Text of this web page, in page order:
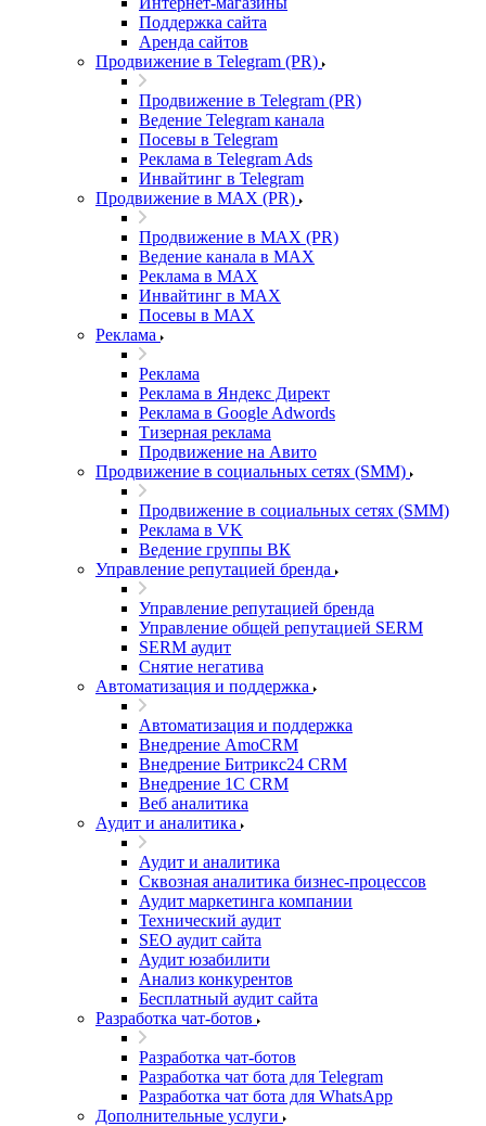
Поддержка сайта
Аренда сайтов
Продвижение в Telegram (PR)
Продвижение в Telegram (PR)
Ведение Telegram канала
Посевы в Telegram
Реклама в Telegram Ads
Инвайтинг в Telegram
Продвижение в MAX (PR)
Продвижение в MAX (PR)
Ведение канала в MAX
Реклама в MAX
Инвайтинг в MAX
Посевы в MAX
Реклама
Реклама
Реклама в Яндекс Директ
Реклама в Google Adwords
Тизерная реклама
Продвижение на Авито
Продвижение в социальных сетях (SMM)
Продвижение в социальных сетях (SMM)
Реклама в VK
Ведение группы ВК
Управление репутацией бренда
Управление репутацией бренда
Управление общей репутацией SERM
SERM аудит
Снятие негатива
Автоматизация и поддержка
Автоматизация и поддержка
Внедрение AmoCRM
Внедрение Битрикс24 CRM
Внедрение 1C CRM
Веб аналитика
Аудит и аналитика
Аудит и аналитика
Сквозная аналитика бизнес-процессов
Аудит маркетинга компании
Технический аудит
SEO аудит сайта
Аудит юзабилити
Анализ конкурентов
Бесплатный аудит сайта
Разработка чат-ботов
Разработка чат-ботов
Разработка чат бота для Telegram
Разработка чат бота для WhatsApp
Дополнительные услуги